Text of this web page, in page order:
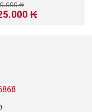
₭
₭Giá
hiện